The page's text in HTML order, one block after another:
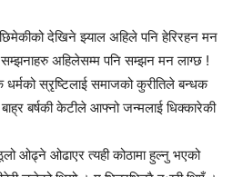
देखिने झ्याल अहिले पनि हेरिरहन मन
सम्झनाहरु अहिलेसम्म पनि सम्झन मन लाग्छ !
धर्मको स्रृष्टिलाई समाजको कुरीतिले बन्धक
बर्षकी केटीले आफ्नो जन्मलाई धिक्कारेकी
ओढ्ने ओढाएर त्यही कोठामा हुल्नु भएको